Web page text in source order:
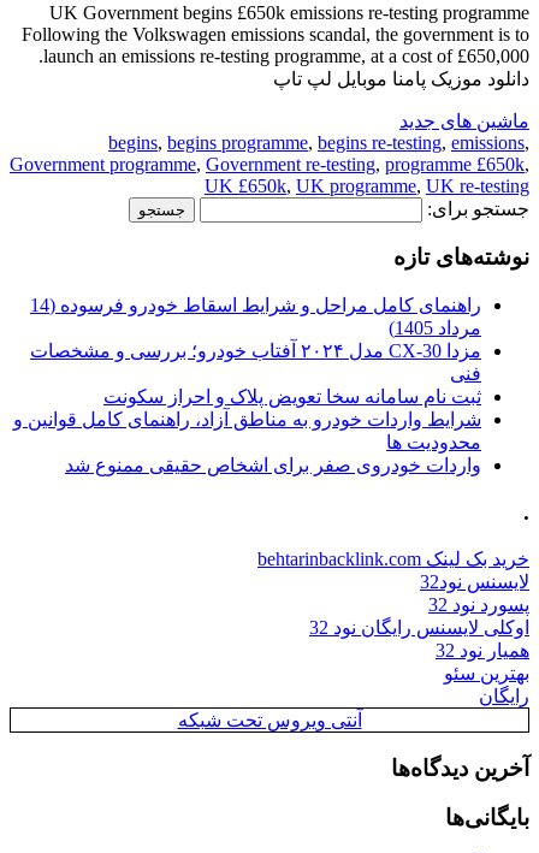
UK Government begins £650k emissions re-testing programme
Following the Volkswagen emissions scandal, the government is to
launch an emissions re-testing programme, at a cost of £650,000.
دانلود موزیک پامنا موبایل لپ تاپ
ماشین های جدید
begins, begins programme, begins re-testing, emissions,
Government programme, Government re-testing, programme £650k,
UK £650k, UK programme, UK re-testing
جستجو برای:
نوشته‌های تازه
راهنمای کامل مراحل و شرایط اسقاط خودرو فرسوده (14
مرداد 1405)
مزدا CX-30 مدل ۲۰۲۴ آفتاب خودرو؛ بررسی و مشخصات
فنی
ثبت نام سامانه سخا تعویض پلاک و احراز سکونت
شرایط واردات خودرو به مناطق آزاد، راهنمای کامل قوانین و
محدودیت ها
واردات خودروی صفر برای اشخاص حقیقی ممنوع شد
.
خرید بک لینک behtarinbacklink.com
لایسنس نود32
پسورد نود 32
اوکلی لایسنس رایگان نود 32
همیار نود 32
بهترین سئو
رایگان
آنتی ویروس تحت شبکه
آخرین دیدگاه‌ها
بایگانی‌ها